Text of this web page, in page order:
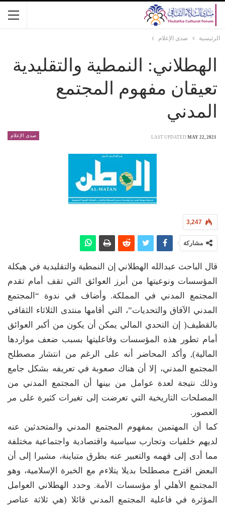
الرئيسية صدى الإعلام
الهطلاني: النمطية والتقليدية
تعيقان مفهوم المجتمع
المدني
صدى الإعلام LAST UPDATED MAY 22, 2021
3,247
مشاركة
قال الباحث عبدالله الهطلاني إن النمطية والتقليدية في هيكلة
المؤسسات ونوعيتها من أبرز العوائق التي تقف أمام تقدم
المجتمع المدني في المملكة. وأضاف في ندوة “المجتمع
المدني الآفاق والتحديات”، التي أقامها منتدى الثلاثاء الثقافي
بالقطيف( إن التحدي المالي يمكن أن يكون من أكبر العوائق
أمام تطور هذه المؤسسات وفاعليتها بسبب ضعف مواردها
المالية), وأكد المحاضر أنه على الرغم من انتشار مصطلح
المجتمع المدني، إلا أن هناك صعوبة في تعريفه بشكل جامع
وذلك نتيجة لعدة عوامل من بينها أن المجتمع المدني من
المصلحات التاريخية التي تعرضت إلى تغيرات كثيرة على مر
العصور.
كما أن المهتمين بمفهوم المجتمع المدني والمتحدثين عنه
لديهم خلفيات وتجارب سياسية واقتصادية واجتماعية مختلفة
مما أدى إلى فهمه والتعبير عنه بطرق متباينة، مشيرا إلى أن
البعض اقترح مصطلحا بديلا يتلاءم مع الخبرة الإسلامية، وهو
المجتمع الأهلي أو مؤسسات الأمة. وحدد الهطلاني العوامل
المؤثرة في فاعلية المجتمع المدني قائلا (هي ثلاثة عناصر